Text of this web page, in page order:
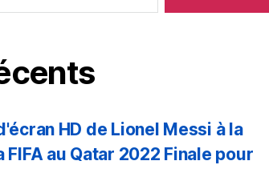
HD de Lionel Messi à la
au Qatar 2022 Finale pour